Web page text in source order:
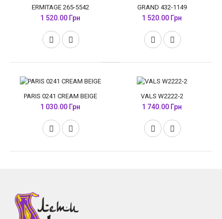
ERMITAGE 265-5542
1 520.00 Грн
GRAND 432-1149
1 520.00 Грн
PARIS 0241 CREAM BEIGE
1 030.00 Грн
VALS W2222-2
1 740.00 Грн